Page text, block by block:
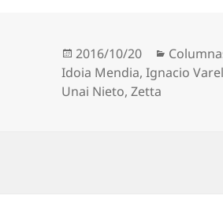
Publicado
el
2016/10/20
Idoia Mendia,Ignacio
Unai Nieto,Zetta